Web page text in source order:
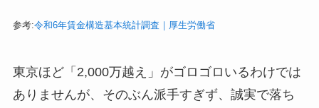
参考:令和6年賃金構造基本統計調査｜厚生労働省
東京ほど「2,000万越え」がゴロゴロいるわけでは
ありませんが、そのぶん派手すぎず、誠実で落ち